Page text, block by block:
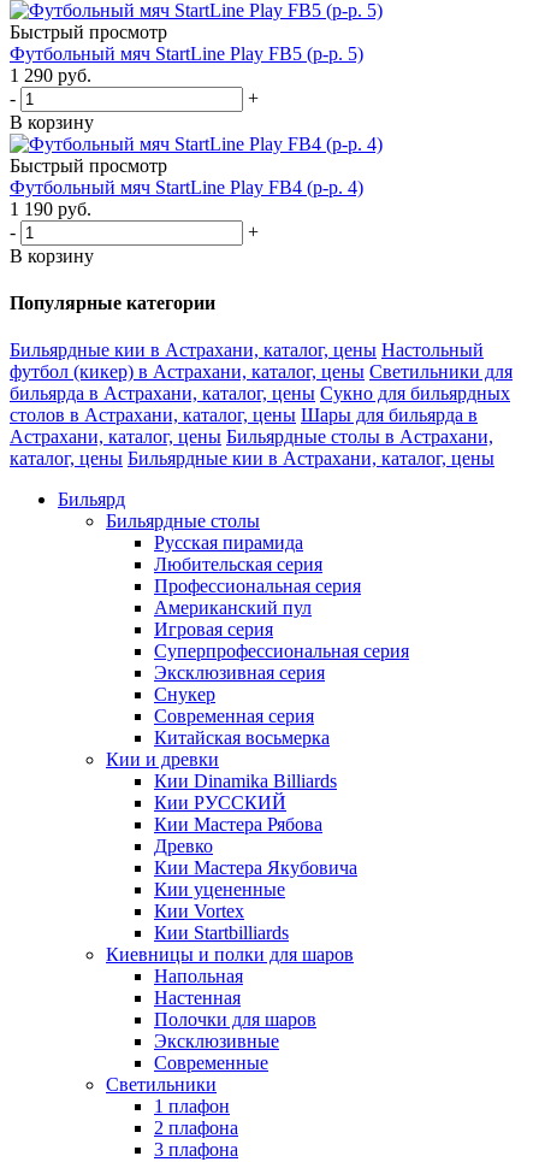
Быстрый просмотр
Футбольный мяч StartLine Play FB5 (р-р. 5)
1 290 руб.
-
+
В корзину
Быстрый просмотр
Футбольный мяч StartLine Play FB4 (р-р. 4)
1 190 руб.
-
+
В корзину
Популярные категории
Бильярдные кии в Астрахани, каталог, цены Настольный
футбол (кикер) в Астрахани, каталог, цены Светильники для
бильярда в Астрахани, каталог, цены Сукно для бильярдных
столов в Астрахани, каталог, цены Шары для бильярда в
Астрахани, каталог, цены Бильярдные столы в Астрахани,
каталог, цены Бильярдные кии в Астрахани, каталог, цены
Бильярд
Бильярдные столы
Русская пирамида
Любительская серия
Профессиональная серия
Американский пул
Игровая серия
Суперпрофессиональная серия
Эксклюзивная серия
Снукер
Современная серия
Китайская восьмерка
Кии и древки
Кии Dinamika Billiards
Кии РУССКИЙ
Кии Мастера Рябова
Древко
Кии Мастера Якубовича
Кии уцененные
Кии Vortex
Кии Startbilliards
Киевницы и полки для шаров
Напольная
Настенная
Полочки для шаров
Эксклюзивные
Современные
Светильники
1 плафон
2 плафона
3 плафона